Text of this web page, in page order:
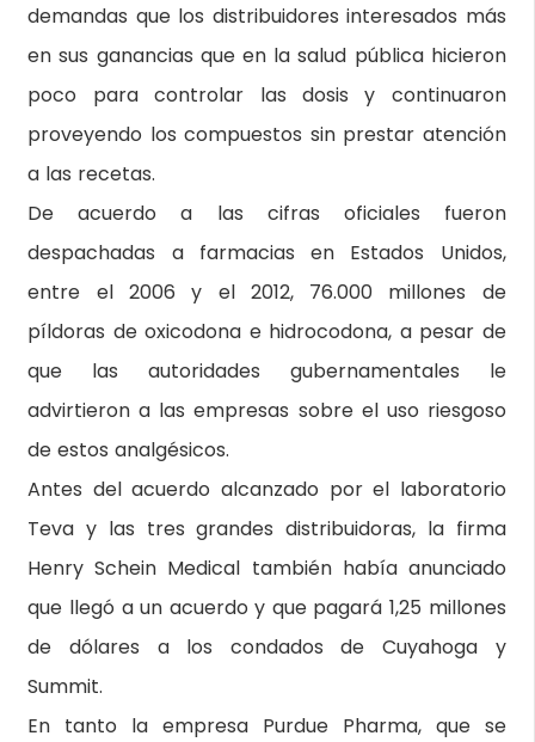
demandas que los distribuidores interesados más
en sus ganancias que en la salud pública hicieron
poco para controlar las dosis y continuaron
proveyendo los compuestos sin prestar atención
a las recetas.
De acuerdo a las cifras oficiales fueron
despachadas a farmacias en Estados Unidos,
entre el 2006 y el 2012, 76.000 millones de
píldoras de oxicodona e hidrocodona, a pesar de
que las autoridades gubernamentales le
advirtieron a las empresas sobre el uso riesgoso
de estos analgésicos.
Antes del acuerdo alcanzado por el laboratorio
Teva y las tres grandes distribuidoras, la firma
Henry Schein Medical también había anunciado
que llegó a un acuerdo y que pagará 1,25 millones
de dólares a los condados de Cuyahoga y
Summit.
En tanto la empresa Purdue Pharma, que se